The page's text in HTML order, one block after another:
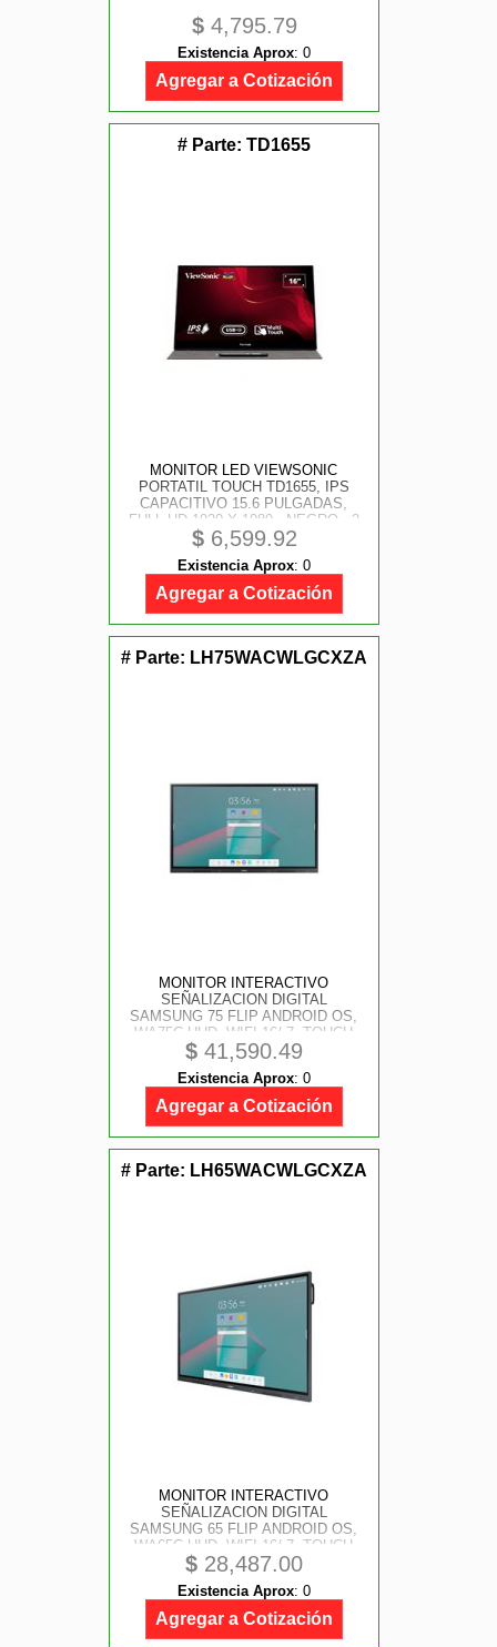
$4,795.79
Existencia Aprox: 0
Agregar a Cotización
# Parte: TD1655
MONITOR LED VIEWSONIC
PORTATIL TOUCH TD1655, IPS
CAPACITIVO 15.6 PULGADAS,
FULL HD 1920 X 1080 , NEGRO , 2
USB-C, 1 MINI HDMI, BOCINA
INTEGRADA Y LAPIZ TACTIL
INCLUIDO
$6,599.92
Existencia Aprox: 0
Agregar a Cotización
# Parte: LH75WACWLGCXZA
MONITOR INTERACTIVO
SEÑALIZACION DIGITAL
SAMSUNG 75 FLIP ANDROID OS,
WA75C UHD, WIFI 16/ 7, TOUCH
$ 41,590.49
Existencia Aprox: 0
Agregar a Cotización
# Parte: LH65WACWLGCXZA
MONITOR INTERACTIVO
SEÑALIZACION DIGITAL
SAMSUNG 65 FLIP ANDROID OS,
WA65C UHD, WIFI 16/ 7, TOUCH
$ 28,487.00
Existencia Aprox: 0
Agregar a Cotización